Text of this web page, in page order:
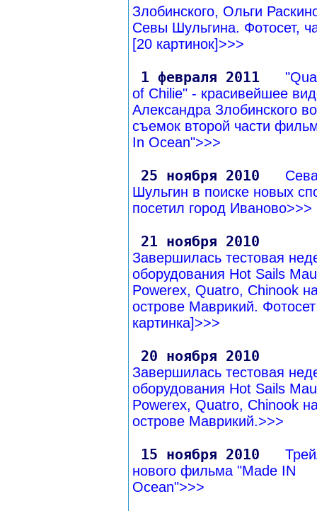
Злобинского, Ольги
Севы Шульгина. Фотосет,
[20 картинок]>>>
1 февраля 2011
of Chilie" - красивейшее
Александра Злобинского
съемок второй части
In Ocean">>>
25 ноября 2010
Шульгин в поиске новых
посетил город Иваново>>>
21 ноября 2010
Завершилась тестовая
оборудования Hot Sails
Powerex, Quatro, Chinook
острове Маврикий.
картинка]>>>
20 ноября 2010
Завершилась тестовая
оборудования Hot Sails
Powerex, Quatro, Chinook
острове Маврикий.>>>
15 ноября 2010
нового фильма "Made IN
Ocean">>>